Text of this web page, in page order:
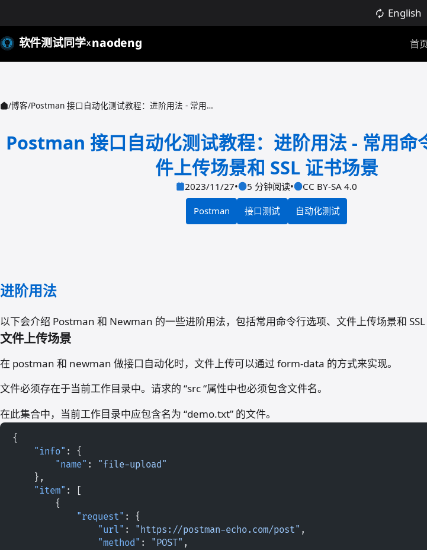
autorenew English
软件测试同学X naodeng 首
/博客/ Postman 接口自动化测试教程：进阶用法 - 常用命令行选项，文件上传场景和 SSL 证书场景
Postman 接口自动化测试教程：进阶用法 - 常用命
件上传场景和 SSL 证书场景
2023/11/27• 5 分钟阅读• CC BY-SA 4.0
Postman 接口测试 自动化测试
nao.deng · 2023/11/27
进阶用法
以下会介绍 Postman 和 Newman 的一些进阶用法，包括常用命令行选项、文件上传场景和 SSL
文件上传场景
在 postman 和 newman 做接口自动化时，文件上传可以通过 form-data 的方式来实现。
文件必须存在于当前工作目录中。请求的 “src “属性中也必须包含文件名。
在此集合中，当前工作目录中应包含名为 “demo.txt” 的文件。
{
    "info"
: {
        "name"
: "file-upload"
    },
    "item"
: [
        {
            "request"
: {
                "url"
: "https://postman-echo.com/post" ,
                "method"
: "POST" ,